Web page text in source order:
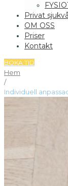
Privat
OM OSS
Priser
Kontakt
BOKA TID
Hem
/
Individuell
träning